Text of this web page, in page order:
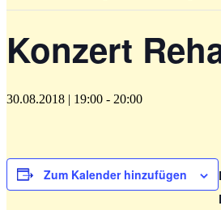
Konzert
30.08.2018 | 19:00 - 20:00
Zum Kalender hinzufügen